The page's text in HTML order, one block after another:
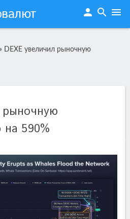
person search menu
» DEXE увеличил рыночную
рыночную
590%